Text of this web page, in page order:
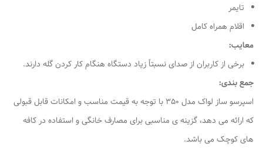
تایمر
اقلام همراه کامل
معایب:
برخی از کاربران از صدای نسبتاً زیاد دستگاه هنگام کار کردن گله دارند.
جمع بندی:
اسپرسو ساز لواک مدل 350 با توجه به قیمت مناسب و امکانات قابل قبولی
که ارائه می دهد، گزینه ی مناسبی برای مصارف خانگی و استفاده در کافه
های کوچک می باشد.